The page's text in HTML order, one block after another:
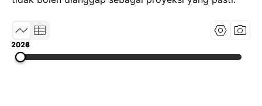
2023
2024
2025
2026